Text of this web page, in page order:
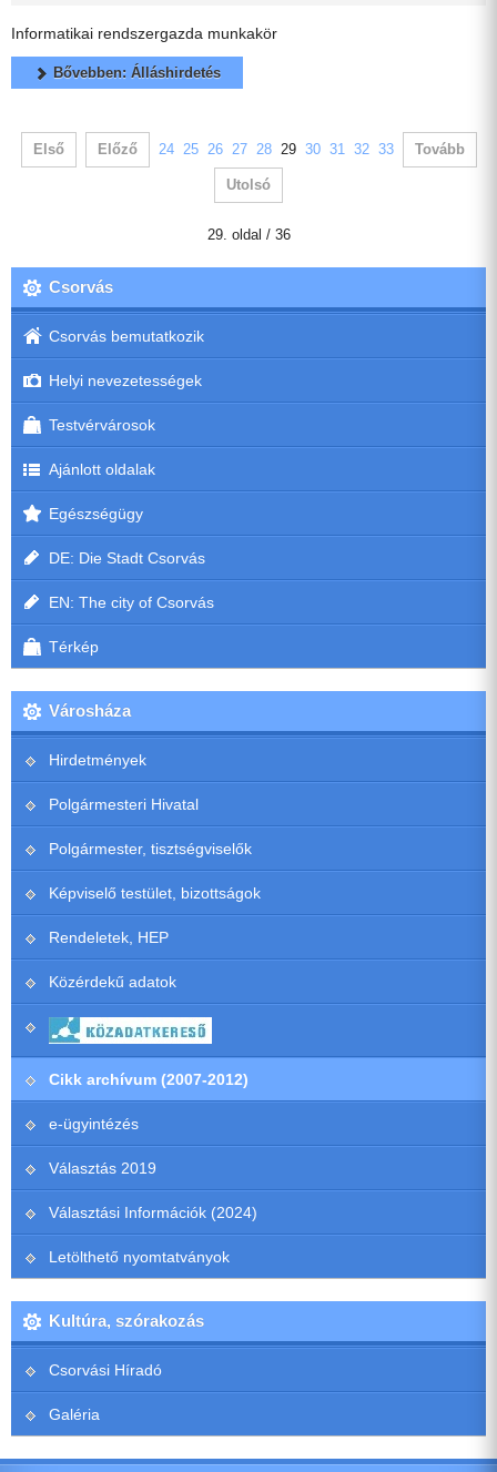
Informatikai rendszergazda munkakör
Bővebben: Álláshirdetés
Első Előző 24 25 26 27 28 29 30 31 32 33 Tovább
Utolsó
29. oldal / 36
Csorvás
Csorvás bemutatkozik
Helyi nevezetességek
Testvérvárosok
Ajánlott oldalak
Egészségügy
DE: Die Stadt Csorvás
EN: The city of Csorvás
Térkép
Városháza
Hirdetmények
Polgármesteri Hivatal
Polgármester, tisztségviselők
Képviselő testület, bizottságok
Rendeletek, HEP
Közérdekű adatok
Cikk archívum (2007-2012)
e-ügyintézés
Választás 2019
Választási Információk (2024)
Letölthető nyomtatványok
Kultúra, szórakozás
Csorvási Híradó
Galéria